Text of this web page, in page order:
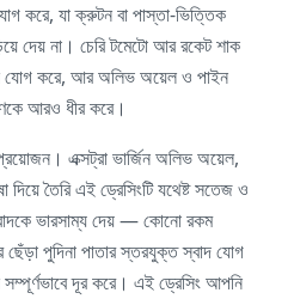
করে, যা ক্রুটন বা পাস্তা-ভিত্তিক
দেয় না। চেরি টমেটো আর রকেট শাক
যোগ করে, আর অলিভ অয়েল ও পাইন
আরও ধীর করে।
এক্সট্রা ভার্জিন অলিভ অয়েল,
তৈরি এই ড্রেসিংটি যথেষ্ট সতেজ ও
ভারসাম্য দেয় — কোনো রকম
পুদিনা পাতার স্তরযুক্ত স্বাদ যোগ
দূর করে। এই ড্রেসিং আপনি